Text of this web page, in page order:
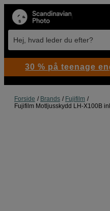
Hej, hvad leder du efter?
Forside Brands
Fujifilm
Fujifilm Motljusskydd LH-X100B
30 % på teenage